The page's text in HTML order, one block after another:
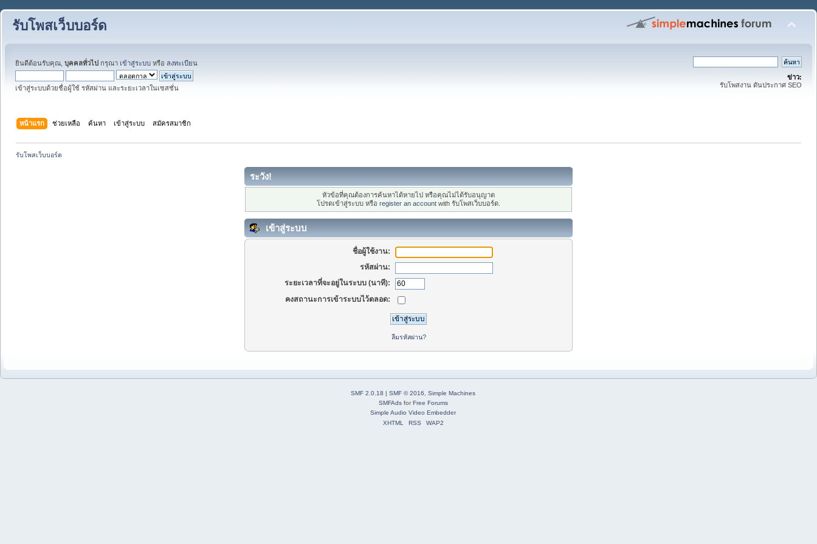
รับโพสเว็บบอร์ด
ยินดีต้อนรับคุณ, บุคคลทั่วไป กรุณา เข้าสู่ระบบ หรือ ลงทะเบียน
เข้าสู่ระบบด้วยชื่อผู้ใช้ รหัสผ่าน และระยะเวลาในเซสชั่น
ข่าว:
รับโพสงาน ดันประกาศ SEO
หน้าแรก ช่วยเหลือ ค้นหา เข้าสู่ระบบ สมัครสมาชิก
รับโพสเว็บบอร์ด
ระวัง!
หัวข้อที่คุณต้องการค้นหาได้หายไป หรือคุณไม่ได้รับอนุญาต
โปรดเข้าสู่ระบบ หรือ register an account with รับโพสเว็บบอร์ด.
เข้าสู่ระบบ
ชื่อผู้ใช้งาน:
รหัสผ่าน:
ระยะเวลาที่จะอยู่ในระบบ (นาที):
คงสถานะการเข้าระบบไว้ตลอด:
ลืมรหัสผ่าน?
SMF 2.0.18 | SMF © 2016
Simple Machines
SMFAdsforFree Forums
Simple Audio Video Embedder
XHTML
RSS WAP2